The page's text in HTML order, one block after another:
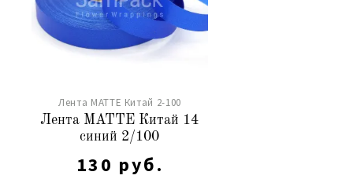
Лента MATTE Китай 2-100
Лента MATTE Китай 14
синий 2/100
130 руб.